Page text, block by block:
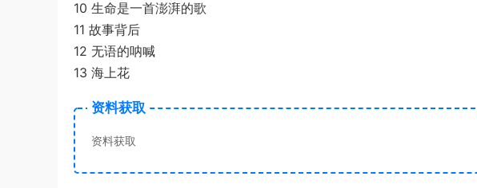
10 生命是一首澎湃的歌
11 故事背后
12 无语的呐喊
13 海上花
资料获取
资料获取